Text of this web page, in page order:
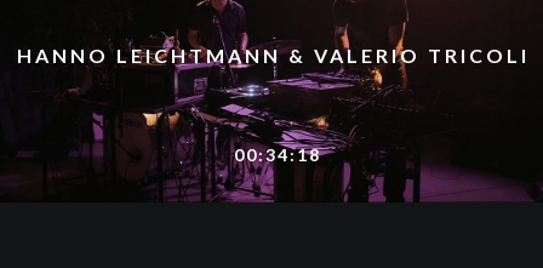
HANNO LEICHTMANN & VALERIO TRICOLI
00:34:18